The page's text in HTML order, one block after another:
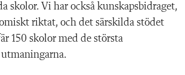
skolor. Vi har också kunskapsbidraget,
riktat, och det särskilda stödet
150 skolor med de största